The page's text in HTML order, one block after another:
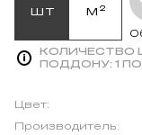
шт м²
КОЛИЧЕСТВО
ПОДДОНУ: 1
Цвет:
Производитель: